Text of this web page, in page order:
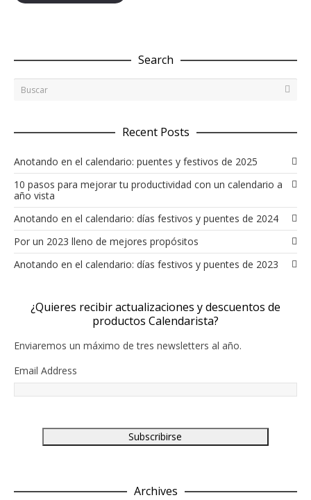
Search
Recent Posts
Anotando en el calendario: puentes y festivos de 2025
10 pasos para mejorar tu productividad con un calendario a
año vista
Anotando en el calendario: días festivos y puentes de 2024
Por un 2023 lleno de mejores propósitos
Anotando en el calendario: días festivos y puentes de 2023
¿Quieres recibir actualizaciones y descuentos de
productos Calendarista?
Enviaremos un máximo de tres newsletters al año.
Email Address
Archives